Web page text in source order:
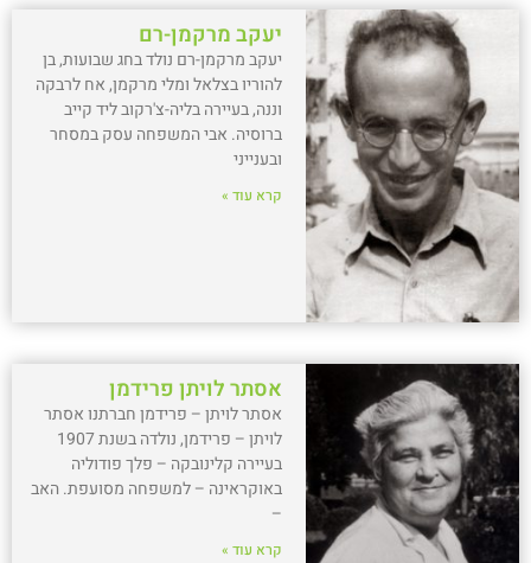
יעקב מרקמן-רם
יעקב מרקמן-רם נולד בחג שבועות, בן
להוריו בצלאל ומלי מרקמן, אח לרבקה
וננה, בעיירה בליה-צ'רקוב ליד קייב
ברוסיה. אבי המשפחה עסק במסחר
ובענייני
קרא עוד »
אסתר לויתן פרידמן
אסתר לויתן – פרידמן חברתנו אסתר
לויתן – פרידמן, נולדה בשנת 1907
בעיירה קלינובקה – פלך פודוליה
באוקראינה – למשפחה מסועפת. האב
–
קרא עוד »